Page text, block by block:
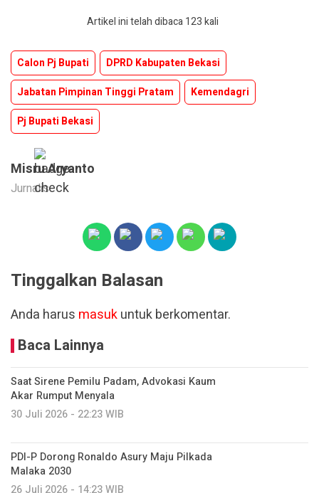
Artikel ini telah dibaca 123 kali
Calon Pj Bupati
DPRD Kabupaten Bekasi
Jabatan Pimpinan Tinggi Pratam
Kemendagri
Pj Bupati Bekasi
Misru Aryanto
Jurnalis
Tinggalkan Balasan
Anda harus masukuntuk berkomentar.
Baca Lainnya
Saat Sirene Pemilu Padam, Advokasi Kaum
Akar Rumput Menyala
30 Juli 2026 - 22:23 WIB
PDI-P Dorong Ronaldo Asury Maju Pilkada
Malaka 2030
26 Juli 2026 - 14:23 WIB